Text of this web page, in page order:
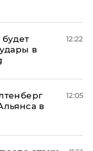
в
12:22
в
12:05